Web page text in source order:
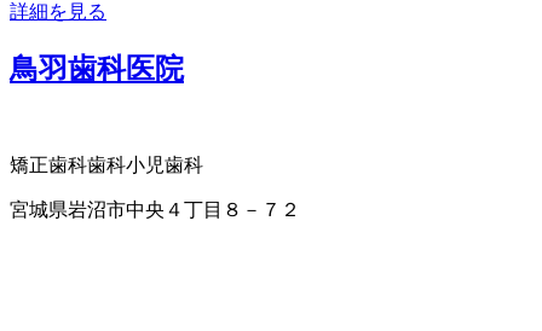
詳細を見る
鳥羽歯科医院
矯正歯科歯科小児歯科
宮城県岩沼市中央４丁目８－７２